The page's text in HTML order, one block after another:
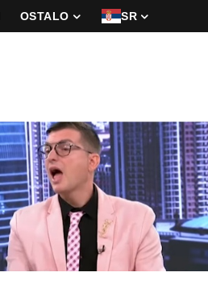
OSTALO SR